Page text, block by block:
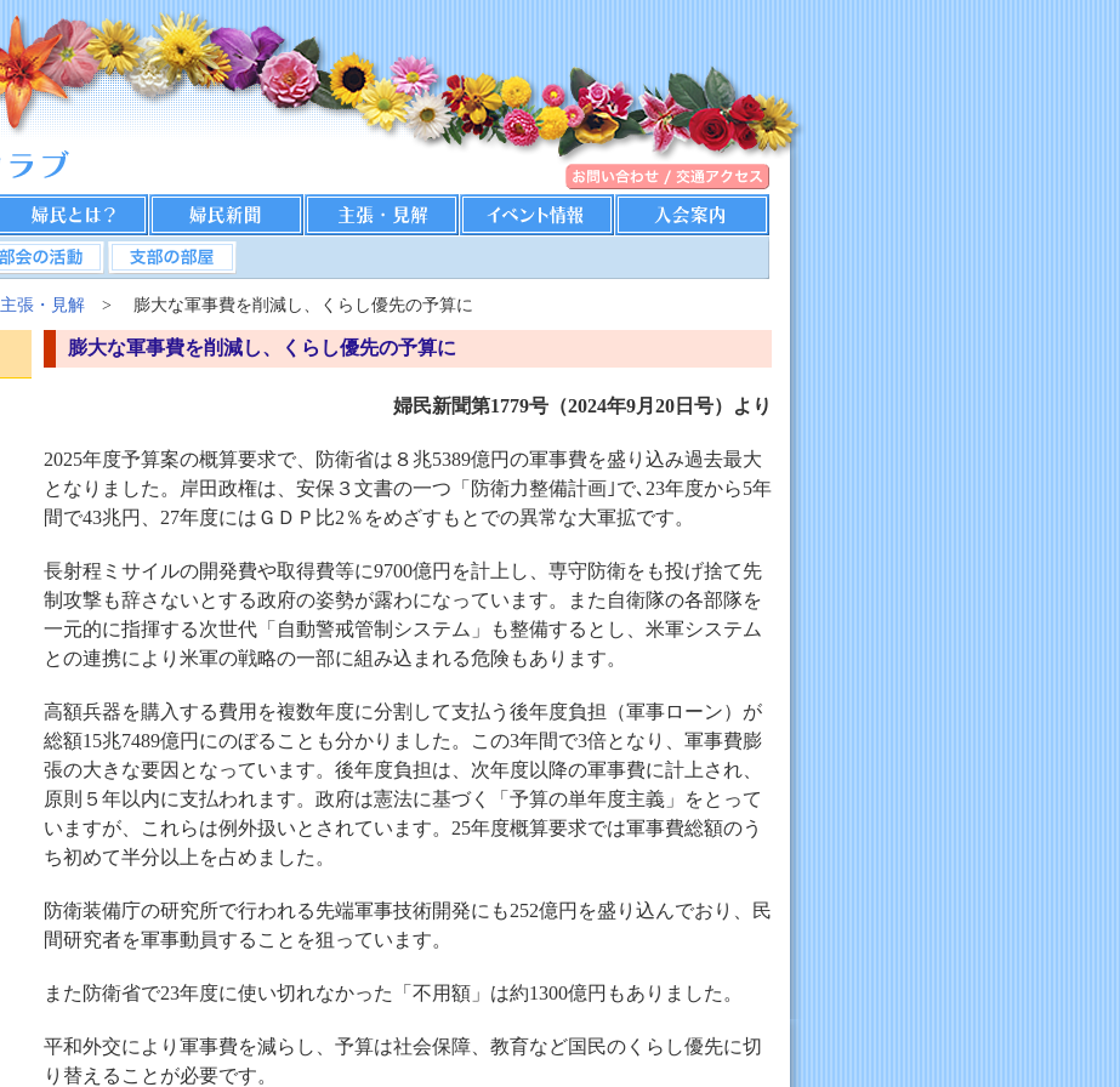
主張・見解 > 膨大な軍事費を削減し、くらし優先の予算に
膨大な軍事費を削減し、くらし優先の予算に
婦民新聞第1779号（2024年9月20日号）より
2025年度予算案の概算要求で、防衛省は８兆5389億円の軍事費を盛り込み過去最大
となりました。岸田政権は、安保３文書の一つ「防衛力整備計画｣で､23年度から5年
間で43兆円、27年度にはＧＤＰ比2％をめざすもとでの異常な大軍拡です。
長射程ミサイルの開発費や取得費等に9700億円を計上し、専守防衛をも投げ捨て先
制攻撃も辞さないとする政府の姿勢が露わになっています。また自衛隊の各部隊を
一元的に指揮する次世代「自動警戒管制システム」も整備するとし、米軍システム
との連携により米軍の戦略の一部に組み込まれる危険もあります。
高額兵器を購入する費用を複数年度に分割して支払う後年度負担（軍事ローン）が
総額15兆7489億円にのぼることも分かりました。この3年間で3倍となり、軍事費膨
張の大きな要因となっています。後年度負担は、次年度以降の軍事費に計上され、
原則５年以内に支払われます。政府は憲法に基づく「予算の単年度主義」をとって
いますが、これらは例外扱いとされています。25年度概算要求では軍事費総額のう
ち初めて半分以上を占めました。
防衛装備庁の研究所で行われる先端軍事技術開発にも252億円を盛り込んでおり、民
間研究者を軍事動員することを狙っています。
また防衛省で23年度に使い切れなかった「不用額」は約1300億円もありました。
平和外交により軍事費を減らし、予算は社会保障、教育など国民のくらし優先に切
り替えることが必要です。